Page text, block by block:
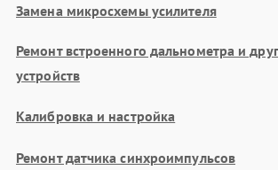
Замена микросхемы усилителя
Ремонт встроенного дальнометра и
устройств
Калибровка и настройка
Ремонт датчика синхроимпульсов